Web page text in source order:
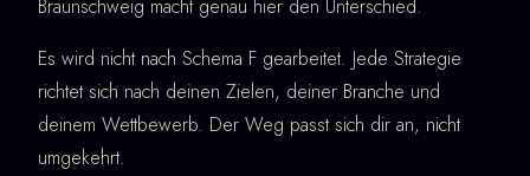
Braunschweig macht genau hier den Unterschied.
Es wird nicht nach Schema F gearbeitet. Jede Strategie
richtet sich nach deinen Zielen, deiner Branche und
deinem Wettbewerb. Der Weg passt sich dir an, nicht
umgekehrt.